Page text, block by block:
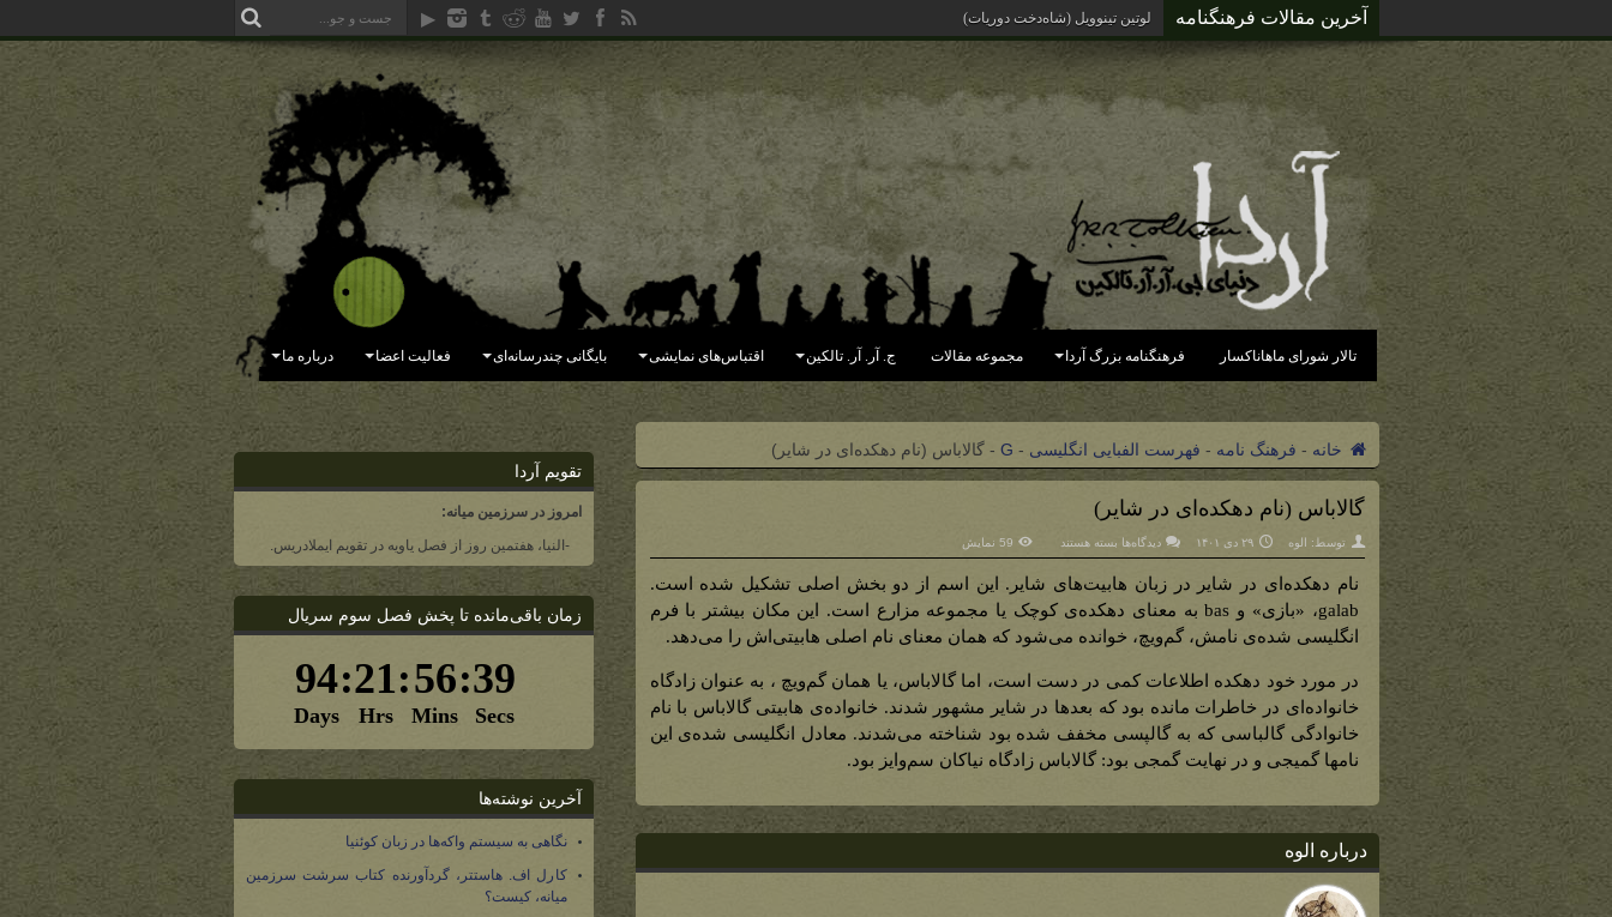
آخرین مقالات فرهنگنامه لوتین تینوویل (شاه‌دخت دوریات)
تالار شورای ماهاناکسار فرهنگنامه بزرگ آردا مجموعه مقالات ج. آر. آر. تالکین اقتباس‌های نمایشی بایگانی چندرسانه‌ای فعالیت اعضا درباره ما
خانه - فرهنگ نامه - فهرست الفبایی انگلیسی -
G
- گالاباس (نام دهکده‌ای در شایر)
گالاباس (نام دهکده‌ای در شایر)
توسط: الوه ۲۹ دی ۱۴۰۱ دیدگاه‌ها برای
دهکده‌ای
در
شایر)
بسته هستند 59 نمایش
نام دهکده‌ای در شایر در زبان هابیت‌های شایر. این اسم از دو بخش اصلی تشکیل شده است.
galab، «بازی» و bas به معنای دهکده‌ی کوچک یا مجموعه مزارع است. این مکان بیشتر با فرم
انگلیسی شده‌ی نامش، گم‌ویچ، خوانده ‌می‌شود که همان معنای نام اصلی هابیتی‌اش را می‌دهد.
در مورد خود دهکده اطلاعات کمی در دست است، اما گالاباس، یا همان گم‌ویچ ، به عنوان زادگاه
خانواده‌ای در خاطرات مانده بود که بعدها در شایر مشهور شدند. خانواده‌ی هابیتی گالاباس با نام
خانوادگی گالباسی که به گالپسی مخفف شده بود شناخته می‌شدند. معادل انگلیسی شده‌ی این
نامها گمیجی و در نهایت گمجی بود: گالاباس زادگاه نیاکان سم‌وایز بود.
درباره الوه
تقویم آردا
امروز در سرزمین میانه:
-النیا، هفتمین روز از فصل یاویه در تقویم ایملادریس.
زمان باقی‌مانده تا پخش فصل سوم سریال
آخرین نوشته‌ها
نگاهی به سیستم واکه‌ها در زبان کوئنیا
کارل اف. هاستتر، گردآورنده کتاب سرشت سرزمین
میانه، کیست؟